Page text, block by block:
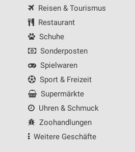
Reisen & Tourismus
Restaurant
Schuhe
Sonderposten
Spielwaren
Sport & Freizeit
Supermärkte
Uhren & Schmuck
Zoohandlungen
Weitere Geschäfte